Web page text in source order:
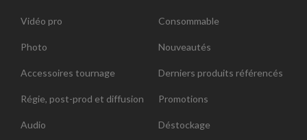
Vidéo pro
Photo
Accessoires tournage
Régie, post-prod et diffusion
Audio
Consommable
Nouveautés
Derniers produits référencés
Promotions
Déstockage